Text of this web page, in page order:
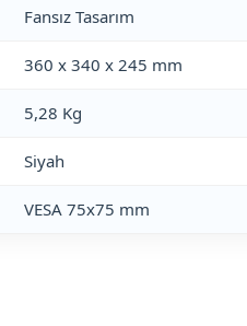
Fansız Tasarım
360 x 340 x 245 mm
5,28 Kg
Siyah
VESA 75x75 mm